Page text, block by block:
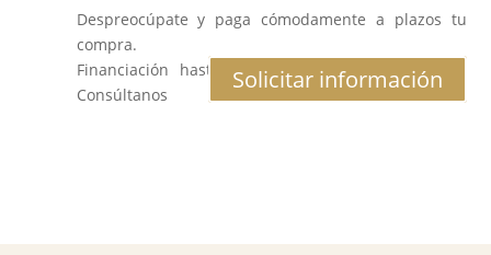
Despreocúpate y paga cómodamente a plazos tu
compra.
Financiación hasta 12 meses al 0% de interés.
Consúltanos
Solicitar información